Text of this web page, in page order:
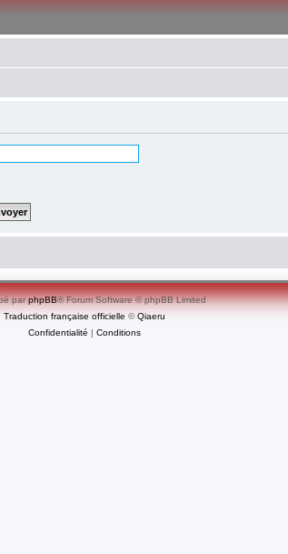
parphpBB® Forum Software © phpBB Limited
Traduction française officielle ©Qiaeru
Confidentialité | Conditions